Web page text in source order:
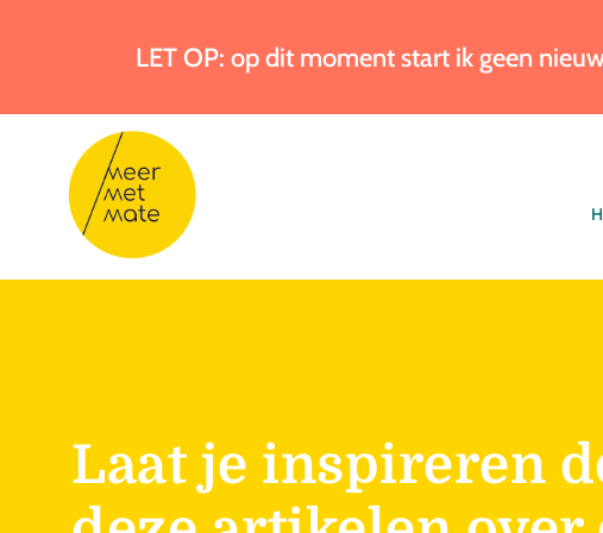
Laat je inspireren
LET OP: op dit moment start ik geen